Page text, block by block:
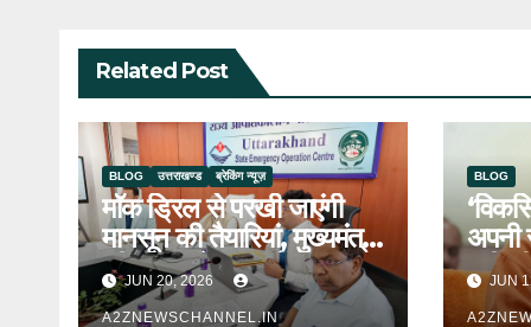
Related Post
BLOG उत्तराखण्ड ब्रेकिंग न्यूज़
माॅक ड्रिल से परखी जाएंगी
मानसून की तैयारियां, मुख्यमंत्री
की घोषणा के क्रम में
यूएसडीएमए ने शुरू की तैयारी
JUN 20, 2026
A2ZNEWSCHANNEL.IN
BLOG
अपनी
यूपी-
JUN